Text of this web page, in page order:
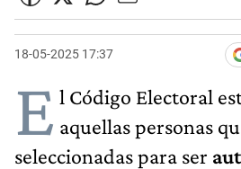
18-05-2025 17:37
E l Código Electoral
aquellas personas
seleccionadas para ser